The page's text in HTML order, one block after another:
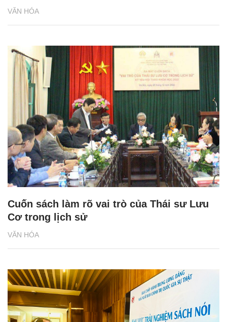
VĂN HÓA
VĂN HÓA
Cuốn sách làm rõ vai trò của Thái sư Lưu
Cơ trong lịch sử